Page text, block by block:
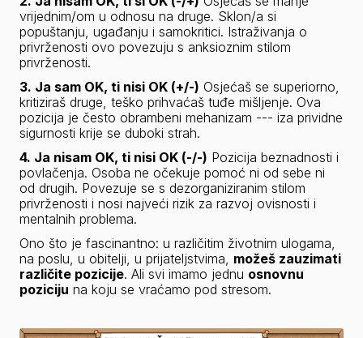
vrijednim/om u odnosu na druge. Sklon/a si
popuštanju, ugađanju i samokritici. Istraživanja o
privrženosti ovo povezuju s anksioznim stilom
privrženosti.
3. Ja sam OK, ti nisi OK (+/-) Osjećaš se superiorno,
kritiziraš druge, teško prihvaćaš tuđe mišljenje. Ova
pozicija je često obrambeni mehanizam --- iza prividne
sigurnosti krije se duboki strah.
4. Ja nisam OK, ti nisi OK (-/-) Pozicija beznadnosti i
povlačenja. Osoba ne očekuje pomoć ni od sebe ni
od drugih. Povezuje se s dezorganiziranim stilom
privrženosti i nosi najveći rizik za razvoj ovisnosti i
mentalnih problema.
Ono što je fascinantno: u različitim životnim ulogama,
na poslu, u obitelji, u prijateljstvima, možeš zauzimati
različite pozicije. Ali svi imamo jednu osnovnu
poziciju na koju se vraćamo pod stresom.